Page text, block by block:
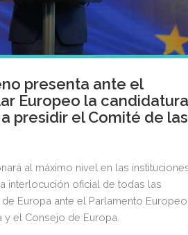
presenta ante el
Europeo la
presidir el Comité de las
al máximo nivel en las
Europa ante el Parlamento
y el Consejo de Europa.